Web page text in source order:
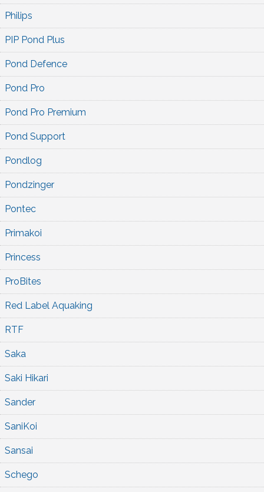
Philips
PIP Pond Plus
Pond Defence
Pond Pro
Pond Pro Premium
Pond Support
Pondlog
Pondzinger
Pontec
Primakoi
Princess
ProBites
Red Label Aquaking
RTF
Saka
Saki Hikari
Sander
SaniKoi
Sansai
Schego